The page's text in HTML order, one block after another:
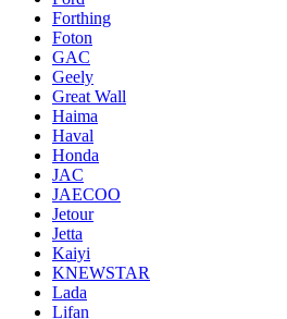
Forthing
Foton
GAC
Geely
Great Wall
Haima
Haval
Honda
JAC
JAECOO
Jetour
Jetta
Kaiyi
KNEWSTAR
Lada
Lifan